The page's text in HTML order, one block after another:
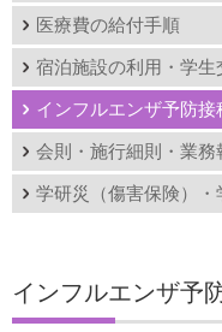
医療費の給付手順
宿泊施設の利用・学生
インフルエンザ予防接
会則・施行細則・業務
学研災（傷害保険）・
インフルエンザ予